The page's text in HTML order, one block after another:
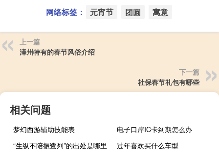
网络标签： 元宵节 团圆 寓意
上一篇
漳州特有的春节风俗介绍
下一篇
社保春节礼包有哪些
相关问题
梦幻西游辅助技能表
电子口岸IC卡到期怎么办
“生纵不陪振鹭列”的出处是哪里
过年喜欢买什么车型